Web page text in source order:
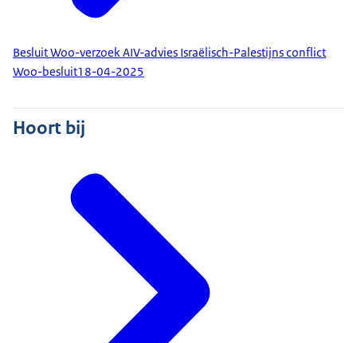
Besluit Woo-verzoek AIV-advies Israëlisch-Palestijns conflict
Woo-besluit18-04-2025
Hoort bij